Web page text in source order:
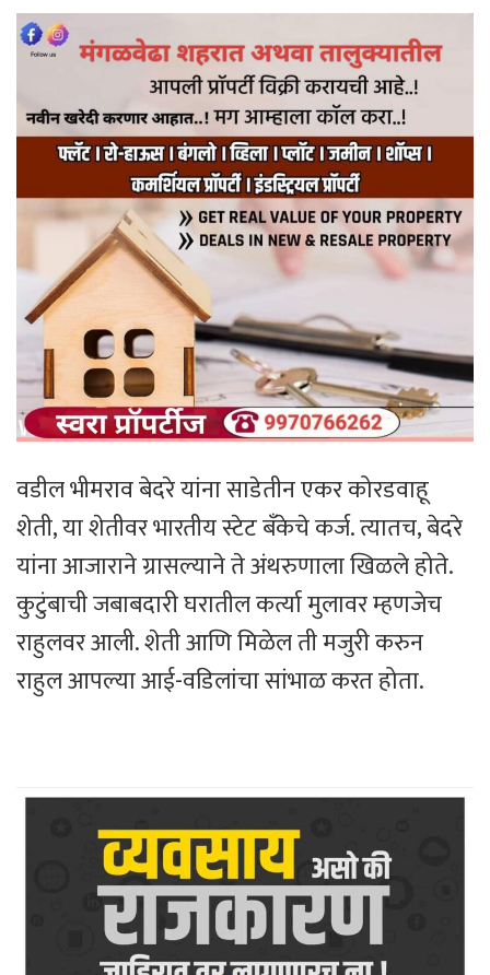
वडील भीमराव बेदरे यांना साडेतीन एकर कोरडवाहू
शेती, या शेतीवर भारतीय स्टेट बँकेचे कर्ज. त्यातच, बेदरे
यांना आजाराने ग्रासल्याने ते अंथरुणाला खिळले होते.
कुटुंबाची जबाबदारी घरातील कर्त्या मुलावर म्हणजेच
राहुलवर आली. शेती आणि मिळेल ती मजुरी करुन
राहुल आपल्या आई-वडिलांचा सांभाळ करत होता.